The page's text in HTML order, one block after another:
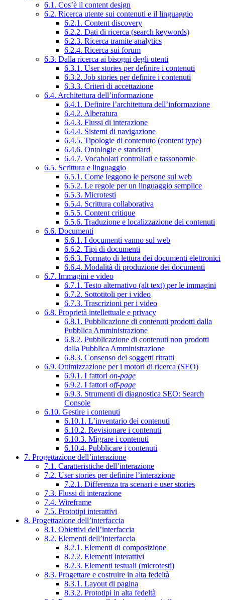
6.1. Cos’è il content design
6.2. Ricerca utente sui contenuti e il linguaggio
6.2.1. Content discovery
6.2.2. Dati di ricerca (search keywords)
6.2.3. Ricerca tramite analytics
6.2.4. Ricerca sui forum
6.3. Dalla ricerca ai bisogni degli utenti
6.3.1. User stories per definire i contenuti
6.3.2. Job stories per definire i contenuti
6.3.3. Criteri di accettazione
6.4. Architettura dell’informazione
6.4.1. Definire l’architettura dell’informazione
6.4.2. Alberatura
6.4.3. Flussi di interazione
6.4.4. Sistemi di navigazione
6.4.5. Tipologie di contenuto (content type)
6.4.6. Ontologie e standard
6.4.7. Vocabolari controllati e tassonomie
6.5. Scrittura e linguaggio
6.5.1. Come leggono le persone sul web
6.5.2. Le regole per un linguaggio semplice
6.5.3. Microtesti
6.5.4. Scrittura collaborativa
6.5.5. Content critique
6.5.6. Traduzione e localizzazione dei contenuti
6.6. Documenti
6.6.1. I documenti vanno sul web
6.6.2. Tipi di documenti
6.6.3. Formato di lettura dei documenti elettronici
6.6.4. Modalità di produzione dei documenti
6.7. Immagini e video
6.7.1. Testo alternativo (alt text) per le immagini
6.7.2. Sottotitoli per i video
6.7.3. Trascrizioni per i video
6.8. Proprietà intellettuale e privacy
6.8.1. Pubblicazione di contenuti prodotti dalla
Pubblica Amministrazione
6.8.2. Pubblicazione di contenuti non prodotti
dalla Pubblica Amministrazione
6.8.3. Consenso dei soggetti ritratti
6.9. Ottimizzazione per i motori di ricerca (SEO)
6.9.1. I fattori on-page
6.9.2. I fattori off-page
6.9.3. Strumenti di diagnostica SEO: Search
Console
6.10. Gestire i contenuti
6.10.1. L’inventario dei contenuti
6.10.2. Revisionare i contenuti
6.10.3. Migrare i contenuti
6.10.4. Pubblicare i contenuti
7. Progettazione dell’interazione
7.1. Caratteristiche dell’interazione
7.2. User stories per definire l’interazione
7.2.1. Differenza tra scenari e user stories
7.3. Flussi di interazione
7.4. Wireframe
7.5. Prototipi interattivi
8. Progettazione dell’interfaccia
8.1. Obiettivi dell’interfaccia
8.2. Elementi dell’interfaccia
8.2.1. Elementi di composizione
8.2.2. Elementi interattivi
8.2.3. Elementi testuali (microtesti)
8.3. Progettare e costruire in alta fedeltà
8.3.1. Layout di pagina
8.3.2. Prototipi in alta fedeltà